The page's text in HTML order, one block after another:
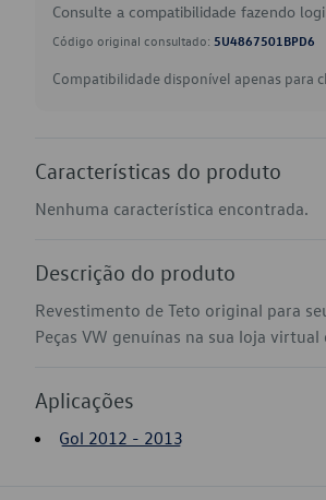
Consulte a compatibilidade fazendo
Código original consultado: 5U4867501BPD6
Compatibilidade disponível apenas para
Características do produto
Nenhuma característica encontrada.
Descrição do produto
Revestimento de Teto original para
Peças VW genuínas na sua loja virtual
Aplicações
Gol 2012 - 2013